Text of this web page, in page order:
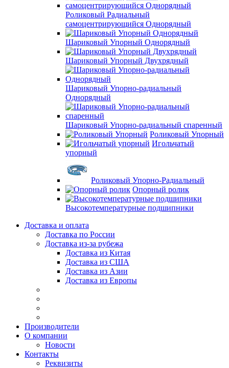
Роликовый Радиальный
самоцентрирующийся Однорядный
Шариковый Упорный Однорядный
Шариковый Упорный Двухрядный
Шариковый Упорно-радиальный
Однорядный
Шариковый Упорно-радиальный спаренный
Роликовый Упорный
Игольчатый
упорный
Роликовый Упорно-Радиальный
Опорный ролик
Высокотемпературные подшипники
Доставка и оплата
Доставка по России
Доставка из-за рубежа
Доставка из Китая
Доставка из США
Доставка из Азии
Доставка из Европы
Производители
О компании
Новости
Контакты
Реквизиты